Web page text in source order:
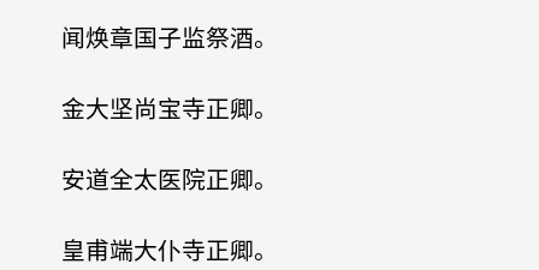
闻焕章国子监祭酒。
金大坚尚宝寺正卿。
安道全太医院正卿。
皇甫端大仆寺正卿。